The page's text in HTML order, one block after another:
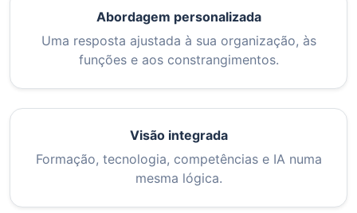
Abordagem personalizada
Uma resposta ajustada à sua organização, às
funções e aos constrangimentos.
Visão integrada
Formação, tecnologia, competências e IA numa
mesma lógica.